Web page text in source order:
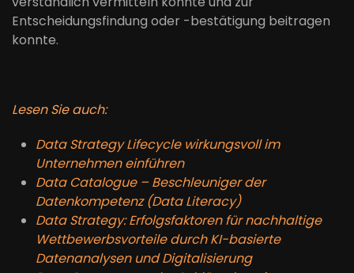
Entscheidungsfindung oder -bestätigung beitragen
konnte.
Lesen Sie auch:
Data Strategy Lifecycle wirkungsvoll im
Unternehmen einführen
Data Catalogue – Beschleuniger der
Datenkompetenz (Data Literacy)
Data Strategy: Erfolgsfaktoren für nachhaltige
Wettbewerbsvorteile durch KI-basierte
Datenanalysen und Digitalisierung